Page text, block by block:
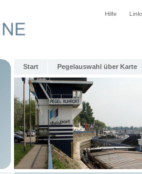
Hilfe
Start Pegelauswahl über Karte